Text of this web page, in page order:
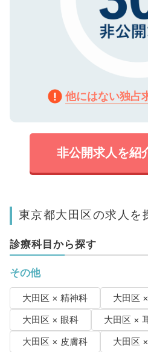
他にはない独占
非公開求人を紹
東京都大田区の求人を
診療科目から探す
その他
大田区 × 精神科
大田区
大田区 × 眼科
大田区 ×
大田区 × 皮膚科
大田区